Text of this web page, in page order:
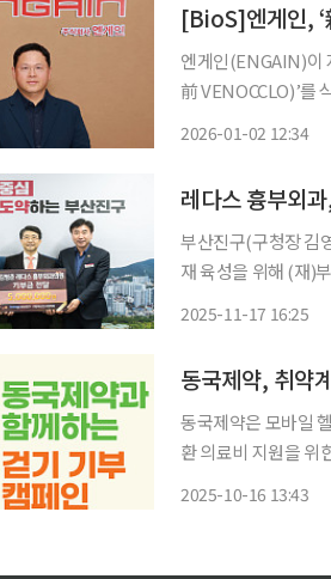
[BioS]엔게인, ‘
엔게인(ENGAIN)이
前 VENOCCLO)’를
2026-01-02 12:34
부산진구(구청장 김
재 육성을 위해 (재)
2025-11-17 16:25
동국제약은 모바일
환 의료비 지원을 위한 ‘걷
2025-10-16 13:43